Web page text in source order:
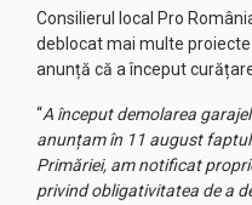
Consilierul local Pro
deblocat mai multe
anunță că a început
“A început demolarea
anunțam în 11 august
Primăriei, am notificat
privind obligativitatea de a